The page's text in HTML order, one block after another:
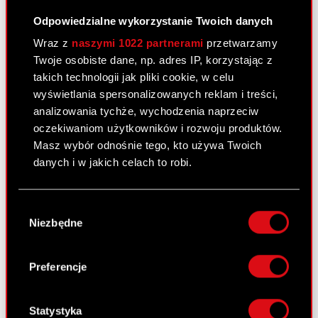
Odpowiedzialne wykorzystanie Twoich danych
Wraz z naszymi 1022 partnerami przetwarzamy
Twoje osobiste dane, np. adres IP, korzystając z
takich technologii jak pliki cookie, w celu
wyświetlania spersonalizowanych reklam i treści,
analizowania tychże, wychodzenia naprzeciw
oczekiwaniom użytkowników i rozwoju produktów.
Masz wybór odnośnie tego, kto używa Twoich
danych i w jakich celach to robi.
lokalizacji geograficznej z dokładnością nawet
Identyfikować Twoje urządzenie, aktywnie
analizując charakteryzującego je zbiory
palca)
zgody
Niezbędne
Preferencje
Statystyka
Pieśni przeszłości trzecim
dodatkiem do gry Wiedźmin 3:
Dziki Gon!
Zobacz również:
Logotypy